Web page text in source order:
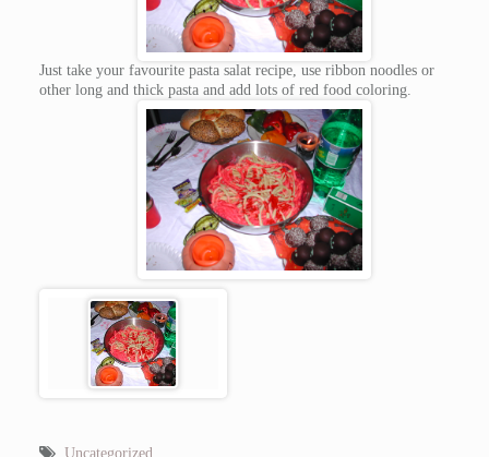
Just take your favourite pasta salat recipe, use ribbon noodles or
other long and thick pasta and add lots of red food coloring.
Uncategorized